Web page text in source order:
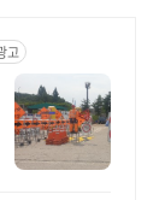
고